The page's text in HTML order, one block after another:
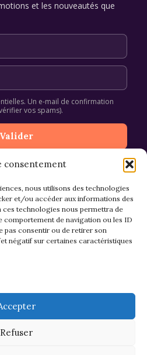
consentement
nous utilisons des technologies
et/ou accéder aux informations des
ces technologies nous permettra de
comportement de navigation ou les ID
pas consentir ou de retirer son
négatif sur certaines caractéristiques
Refuser
et les nouveautés que
Un e-mail de confirmation
vos spams).
et Retours
& confidentialité